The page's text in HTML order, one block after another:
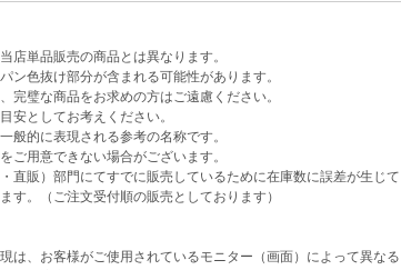
店単品販売の商品とは異なります。
ン色抜け部分が含まれる可能性があります。
完璧な商品をお求めの方はご遠慮ください。
安としてお考えください。
般的に表現される参考の名称です。
ご用意できない場合がございます。
販）部門にてすでに販売しているために在庫数に誤差が生じて
。（ご注文受付順の販売としております）
は、お客様がご使用されているモニター（画面）によって異なる